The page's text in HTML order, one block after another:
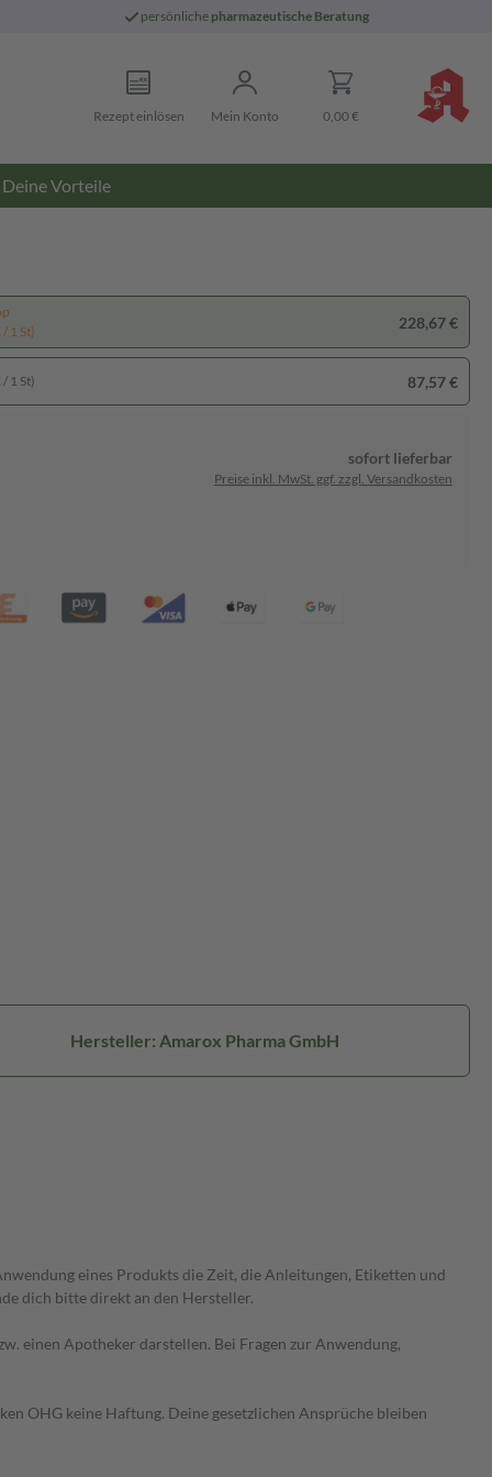
persönliche pharmazeutische Beratung
Rezept einlösen Mein Konto 0,00 €
Deine Vorteile
1 St)
228,67 €
1 St) 87,57 €
sofort lieferbar
Preise inkl. MwSt. ggf. zzgl. Versandkosten
Hersteller: Amarox Pharma GmbH
eines Produkts die Zeit, die Anleitungen, Etiketten und
dich bitte direkt an den Hersteller.
einen Apotheker darstellen. Bei Fragen zur Anwendung,
OHG keine Haftung. Deine gesetzlichen Ansprüche bleiben